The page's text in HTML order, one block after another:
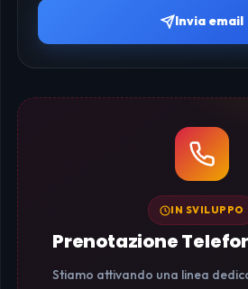
Invia email
IN SVILUPPO
Prenotazione
Stiamo attivando una linea